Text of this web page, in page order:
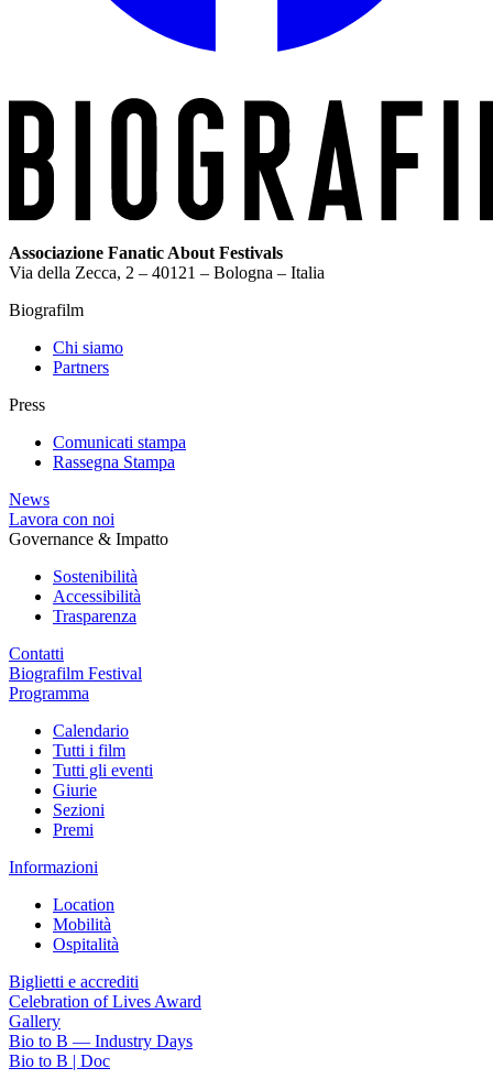
Associazione Fanatic About Festivals
Via della Zecca, 2 – 40121 – Bologna – Italia
Biografilm
Chi siamo
Partners
Press
Comunicati stampa
Rassegna Stampa
News
Lavora con noi
Governance & Impatto
Sostenibilità
Accessibilità
Trasparenza
Contatti
Biografilm Festival
Programma
Calendario
Tutti i film
Tutti gli eventi
Giurie
Sezioni
Premi
Informazioni
Location
Mobilità
Ospitalità
Biglietti e accrediti
Celebration of Lives Award
Gallery
Bio to B — Industry Days
Bio to B | Doc